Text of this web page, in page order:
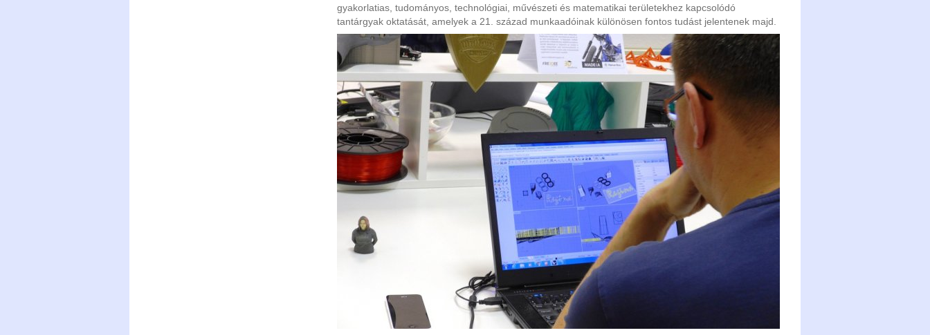
gyakorlatias, tudományos, technológiai, művészeti és matematikai területekhez kapcsolódó
tantárgyak oktatását, amelyek a 21. század munkaadóinak különösen fontos tudást jelentenek majd.